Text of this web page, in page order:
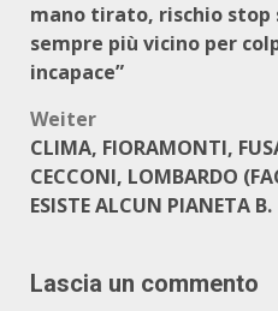
mano tirato, rischio
sempre più vicino per
incapace”
Weiter
CLIMA, FIORAMONTI,
CECCONI, LOMBARDO
ESISTE ALCUN PIANETA B.
Lascia un commento